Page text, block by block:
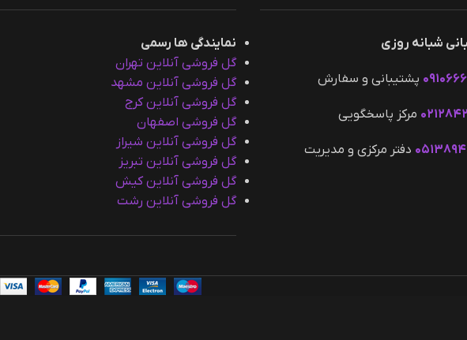
شبانه روزی
پشتیبانی و سفارش
مرکز پاسخگویی
دفتر مرکزی و مدیریت
نمایندگی ها رسمی
گل فروشی آنلاین تهران
گل فروشی آنلاین مشهد
گل فروشی آنلاین کرج
گل فروشی اصفهان
گل فروشی آنلاین شیراز
گل فروشی آنلاین تبریز
گل فروشی آنلاین کیش
گل فروشی آنلاین رشت